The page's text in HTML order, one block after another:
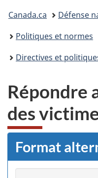
Vous
êtes
ici :
Canada.ca
Défense
Politiques et normes
Directives et
Répondre
des
Format